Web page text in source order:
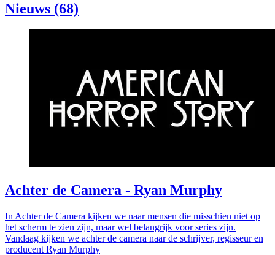
Nieuws (68)
Achter de Camera - Ryan Murphy
In Achter de Camera kijken we naar mensen die misschien niet op
het scherm te zien zijn, maar wel belangrijk voor series zijn.
Vandaag kijken we achter de camera naar de schrijver, regisseur en
producent Ryan Murphy